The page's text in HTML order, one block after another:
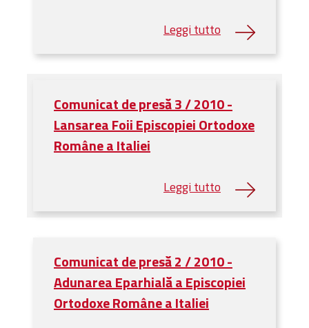
Comunicat de presă 3 / 2010 -
Lansarea Foii Episcopiei Ortodoxe
Române a Italiei
Comunicat de presă 2 / 2010 -
Adunarea Eparhială a Episcopiei
Ortodoxe Române a Italiei